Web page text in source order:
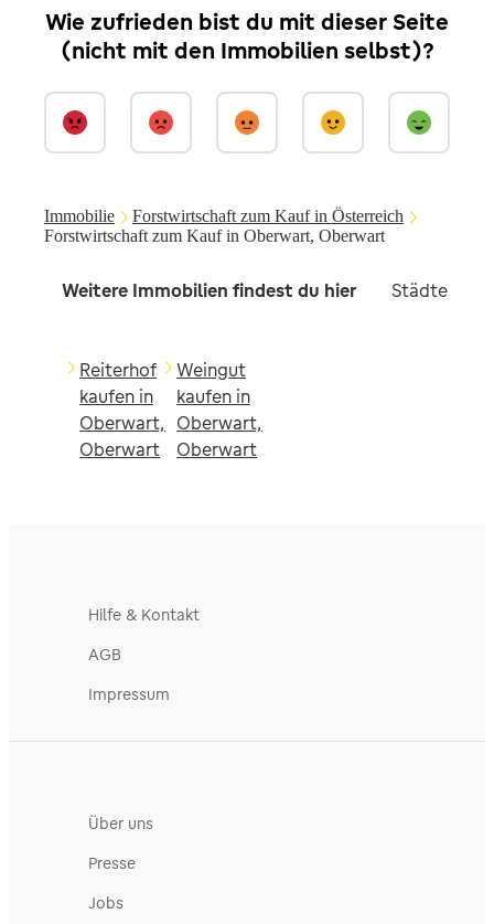
Wie zufrieden bist du mit dieser Seite
(nicht mit den Immobilien selbst)?
Immobilie
Forstwirtschaft zum Kauf in Österreich
Forstwirtschaft zum Kauf in Oberwart, Oberwart
Weitere Immobilien findest du hier Städte in
Reiterhof
kaufen in
Oberwart,
Oberwart
Weingut
kaufen in
Oberwart,
Oberwart
Hilfe & Kontakt
AGB
Impressum
Über uns
Presse
Jobs